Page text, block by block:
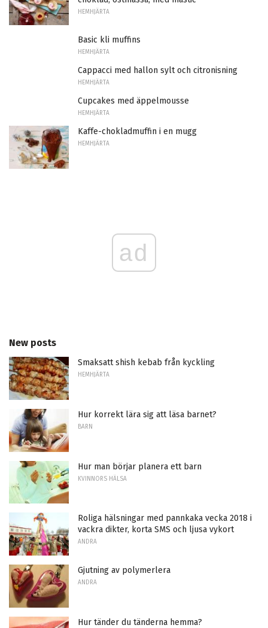
HEMHJÄRTA
Basic kli muffins
HEMHJÄRTA
Cappacci med hallon sylt och citronisning
HEMHJÄRTA
Cupcakes med äppelmousse
HEMHJÄRTA
Kaffe-chokladmuffin i en mugg
HEMHJÄRTA
ad
New posts
Smaksatt shish kebab från kyckling
HEMHJÄRTA
Hur korrekt lära sig att läsa barnet?
BARN
Hur man börjar planera ett barn
KVINNORS HÄLSA
Roliga hälsningar med pannkaka vecka 2018 i
vackra dikter, korta SMS och ljusa vykort
ANDRA
Gjutning av polymerlera
ANDRA
Hur tänder du tänderna hemma?